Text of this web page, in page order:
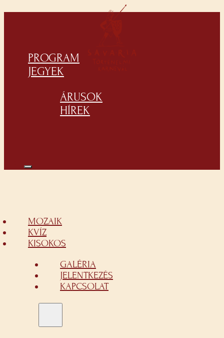
PROGRAM
JEGYEK
ÁRUSOK
HÍREK
MOZAIK
KVÍZ
KISOKOS
GALÉRIA
JELENTKEZÉS
KAPCSOLAT